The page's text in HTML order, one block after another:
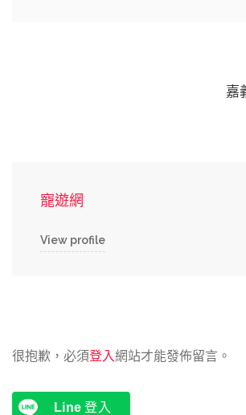
嘉
寵遊網
View profile
很抱歉，必須登入網站才能發佈留言。
Line 登入